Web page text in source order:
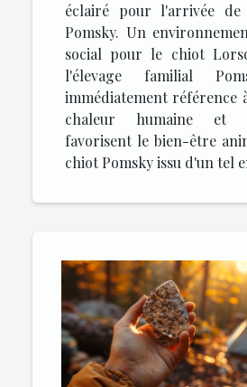
éclairé pour l'arrivée de
Pomsky. Un
social pour le chiot
l'élevage familial
immédiatement référence
chaleur humaine et
favorisent le bien-être
chiot Pomsky issu d'un tel